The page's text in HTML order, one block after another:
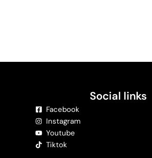
Social links
Facebook
Instagram
Youtube
Tiktok